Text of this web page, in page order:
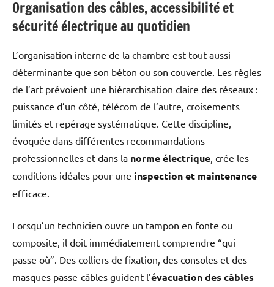
Organisation des câbles, accessibilité et
sécurité électrique au quotidien
L’organisation interne de la chambre est tout aussi
déterminante que son béton ou son couvercle. Les règles
de l’art prévoient une hiérarchisation claire des réseaux :
puissance d’un côté, télécom de l’autre, croisements
limités et repérage systématique. Cette discipline,
évoquée dans différentes recommandations
professionnelles et dans la norme électrique , crée les
conditions idéales pour une inspection et maintenance
efficace.
Lorsqu’un technicien ouvre un tampon en fonte ou
composite, il doit immédiatement comprendre “qui
passe où”. Des colliers de fixation, des consoles et des
masques passe-câbles guident l’évacuation des câbles